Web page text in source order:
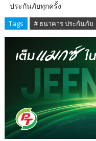
ประกันภัยทุกครั้ง
Tags # ธนาคาร ประกันภัย